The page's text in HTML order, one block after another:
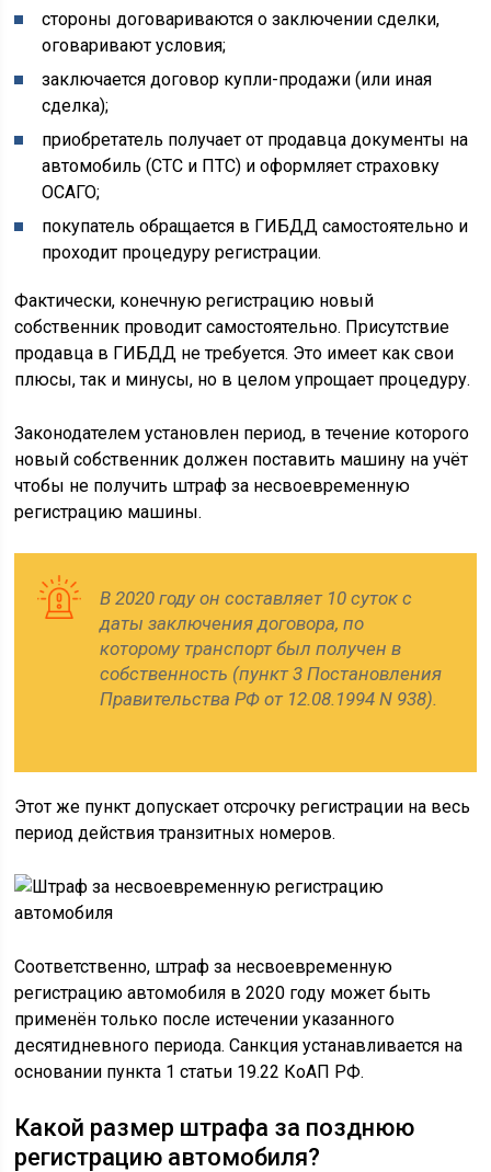
стороны договариваются о заключении сделки,
оговаривают условия;
заключается договор купли-продажи (или иная
сделка);
приобретатель получает от продавца документы на
автомобиль (СТС и ПТС) и оформляет страховку
ОСАГО;
покупатель обращается в ГИБДД самостоятельно и
проходит процедуру регистрации.
Фактически, конечную регистрацию новый
собственник проводит самостоятельно. Присутствие
продавца в ГИБДД не требуется. Это имеет как свои
плюсы, так и минусы, но в целом упрощает процедуру.
Законодателем установлен период, в течение которого
новый собственник должен поставить машину на учёт
чтобы не получить штраф за несвоевременную
регистрацию машины.
В 2020 году он составляет 10 суток с
даты заключения договора, по
которому транспорт был получен в
собственность (пункт 3 Постановления
Правительства РФ от 12.08.1994 N 938).
Этот же пункт допускает отсрочку регистрации на весь
период действия транзитных номеров.
Соответственно, штраф за несвоевременную
регистрацию автомобиля в 2020 году может быть
применён только после истечении указанного
десятидневного периода. Санкция устанавливается на
основании пункта 1 статьи 19.22 КоАП РФ.
Какой размер штрафа за позднюю
регистрацию автомобиля?